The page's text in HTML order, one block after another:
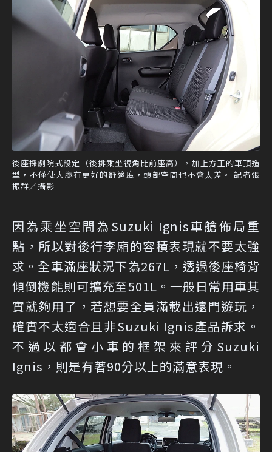
後座採劇院式設定（後排乘坐視角比前座高），加上方正的車頂造
型，不僅使大腿有更好的舒適度，頭部空間也不會太差。 記者張
振群／攝影
因為乘坐空間為Suzuki Ignis車艙佈局重
點，所以對後行李廂的容積表現就不要太強
求。全車滿座狀況下為267L，透過後座椅背
傾倒機能則可擴充至501L。一般日常用車其
實就夠用了，若想要全員滿載出遠門遊玩，
確實不太適合且非Suzuki Ignis產品訴求。
不過以都會小車的框架來評分Suzuki
Ignis，則是有著90分以上的滿意表現。